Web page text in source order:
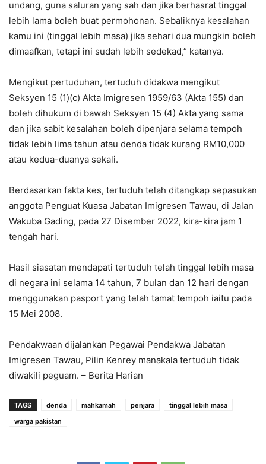
undang, guna saluran yang sah dan jika berhasrat tinggal
lebih lama boleh buat permohonan. Sebaliknya kesalahan
kamu ini (tinggal lebih masa) jika sehari dua mungkin boleh
dimaafkan, tetapi ini sudah lebih sedekad,” katanya.
Mengikut pertuduhan, tertuduh didakwa mengikut
Seksyen 15 (1)(c) Akta Imigresen 1959/63 (Akta 155) dan
boleh dihukum di bawah Seksyen 15 (4) Akta yang sama
dan jika sabit kesalahan boleh dipenjara selama tempoh
tidak lebih lima tahun atau denda tidak kurang RM10,000
atau kedua-duanya sekali.
Berdasarkan fakta kes, tertuduh telah ditangkap sepasukan
anggota Penguat Kuasa Jabatan Imigresen Tawau, di Jalan
Wakuba Gading, pada 27 Disember 2022, kira-kira jam 1
tengah hari.
Hasil siasatan mendapati tertuduh telah tinggal lebih masa
di negara ini selama 14 tahun, 7 bulan dan 12 hari dengan
menggunakan pasport yang telah tamat tempoh iaitu pada
15 Mei 2008.
Pendakwaan dijalankan Pegawai Pendakwa Jabatan
Imigresen Tawau, Pilin Kenrey manakala tertuduh tidak
diwakili peguam. – Berita Harian
TAGS denda mahkamah penjara
tinggal lebih masa
warga pakistan